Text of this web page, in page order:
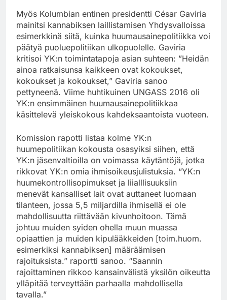
Myös Kolumbian entinen presidentti César Gaviria
mainitsi kannabiksen laillistamisen Yhdysvalloissa
esimerkkinä siitä, kuinka huumausainepolitiikka voi
päätyä puoluepolitiikan ulkopuolelle. Gaviria
kritisoi YK:n toimintatapoja asian suhteen: ”Heidän
ainoa ratkaisunsa kaikkeen ovat kokoukset,
kokoukset ja kokoukset,” Gaviria sanoo
pettyneenä. Viime huhtikuinen UNGASS 2016 oli
YK:n ensimmäinen huumausainepolitiikkaa
käsittelevä yleiskokous kahdeksaantoista vuoteen.
Komission rapotti listaa kolme YK:n
huumepolitiikan kokousta osasyiksi siihen, että
YK:n jäsenvaltioilla on voimassa käytäntöjä, jotka
rikkovat YK:n omia ihmisoikeusjulistuksia. “YK:n
huumekontrollisopimukset ja liialllisuuksiin
menevät kansalliset lait ovat auttaneet luomaan
tilanteen, jossa 5,5 miljardilla ihmisellä ei ole
mahdollisuutta riittävään kivunhoitoon. Tämä
johtuu muiden syiden ohella muun muassa
opiaattien ja muiden kipulääkkeiden [toim.huom.
esimerkiksi kannabiksen] määräämisen
rajoituksista.” raportti sanoo. “Saannin
rajoittaminen rikkoo kansainvälistä yksilön oikeutta
ylläpitää terveyttään parhaalla mahdollisella
tavalla.”